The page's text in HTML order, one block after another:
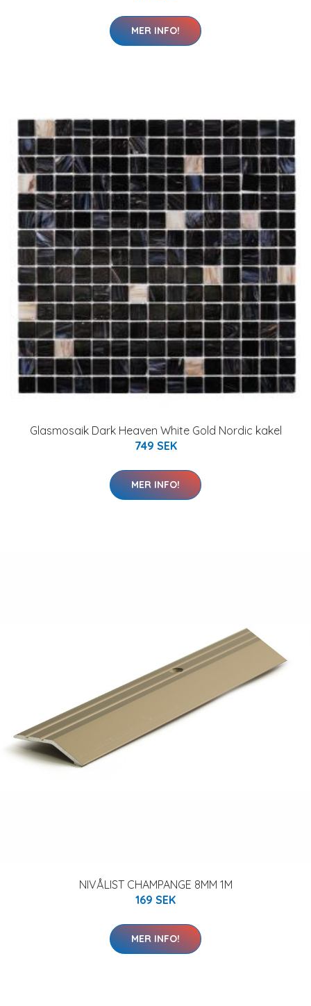
MER INFO!
Glasmosaik Dark Heaven White Gold Nordic kakel
749 SEK
MER INFO!
NIVÅLIST CHAMPANGE 8MM 1M
169 SEK
MER INFO!